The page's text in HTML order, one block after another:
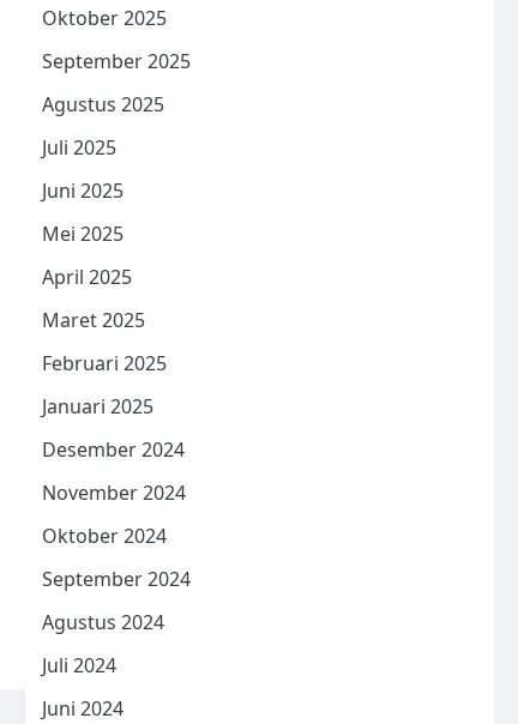
Oktober 2025
September 2025
Agustus 2025
Juli 2025
Juni 2025
Mei 2025
April 2025
Maret 2025
Februari 2025
Januari 2025
Desember 2024
November 2024
Oktober 2024
September 2024
Agustus 2024
Juli 2024
Juni 2024